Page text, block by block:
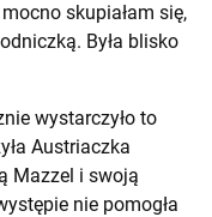
skupiałam się,
Była blisko
wystarczyło to
Austriaczka
Mazzel i swoją
nie pomogła